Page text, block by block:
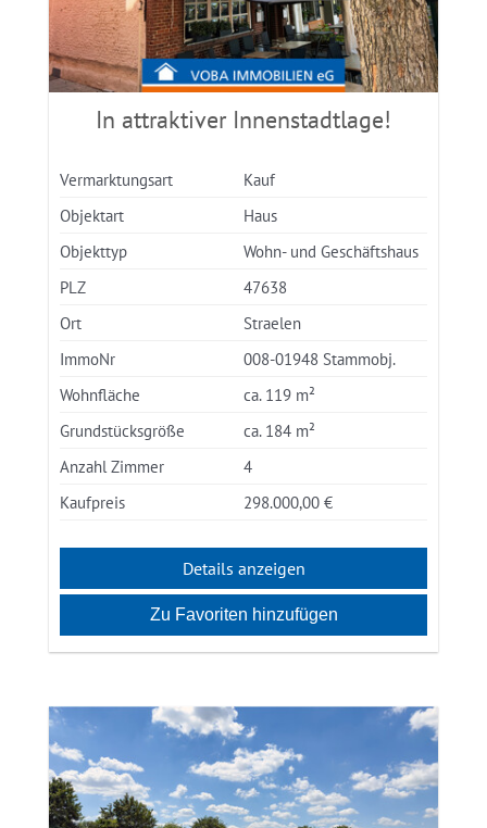
In attraktiver Innenstadtlage!
Vermarktungsart
Kauf
Objektart
Haus
Objekttyp
Wohn- und Geschäftshaus
PLZ
47638
Ort
Straelen
ImmoNr
008-01948 Stammobj.
Wohnfläche
ca. 119 m²
Grundstücksgröße
ca. 184 m²
Anzahl Zimmer
4
Kaufpreis
298.000,00 €
Details anzeigen
Zu Favoriten hinzufügen